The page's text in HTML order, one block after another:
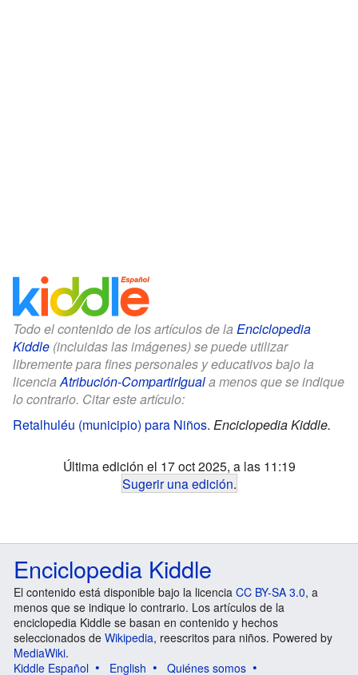
Todo el contenido de los artículos de la Enciclopedia
Kiddle (incluidas las imágenes) se puede utilizar
libremente para fines personales y educativos bajo la
licenciaAtribución-CompartirIguala menos que se indique
lo contrario. Citar este artículo:
Retalhuléu (municipio) para Niños. Enciclopedia Kiddle.
Última edición el 17 oct 2025, a las 11:19
Sugerir una edición.
Enciclopedia Kiddle
El contenido está disponible bajo la licencia CC BY-SA 3.0, a
menos que se indique lo contrario. Los artículos de la
enciclopedia Kiddle se basan en contenido y hechos
seleccionados de Wikipedia, reescritos para niños. Powered by
MediaWiki.
Kiddle Español
English Quiénes somos